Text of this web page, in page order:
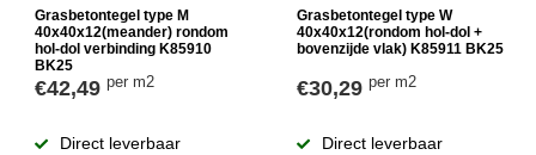
Grasbetontegel type M
40x40x12(meander) rondom
hol-dol verbinding K85910
BK25
€42,49 per m2
Direct leverbaar
Grasbetontegel type W
40x40x12(rondom hol-dol +
bovenzijde vlak) K85911 BK25
€30,29per m2
Direct leverbaar